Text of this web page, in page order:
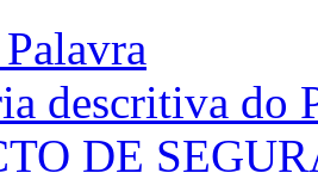
descritiva do
DE